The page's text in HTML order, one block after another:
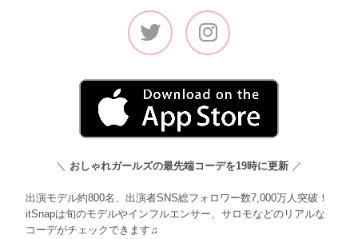
＼ おしゃれガールズの最先端コーデを19時に更新 ／
出演モデル約800名、出演者SNS総フォロワー数7,000万人突破！
itSnapは旬のモデルやインフルエンサー、サロモなどのリアルな
コーデがチェックできます♫